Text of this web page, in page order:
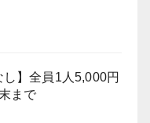
し】全員1人5,000円
まで